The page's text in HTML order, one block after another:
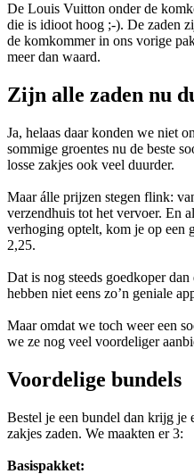
De Louis Vuitton onder de
die is idioot hoog ;-). De zaden
de komkommer in ons vorige
meer dan waard.
Zijn alle zaden nu
Ja, helaas daar konden we niet
sommige groentes nu de beste
losse zakjes ook veel duurder.
Maar álle prijzen stegen flink:
verzendhuis tot het vervoer. En
verhoging optelt, kom je op een
2,25.
Dat is nog steeds goedkoper
hebben niet eens zo’n geniale
Maar omdat we toch weer een
we ze nog veel voordeliger
Voordelige bundels
Bestel je een bundel dan krijg je
zakjes zaden. We maakten er 3:
Basispakket: